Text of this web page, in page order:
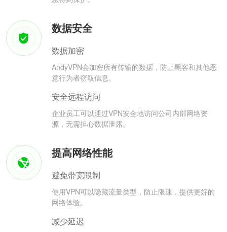
数据安全
数据加密
AndyVPN会加密所有传输的数据，防止黑客和其他恶
意行为者窃取信息。
安全远程访问
企业员工可以通过VPN安全地访问公司内部网络资
源，无需担心数据泄露。
提高网络性能
避免带宽限制
使用VPN可以隐藏流量类型，防止限速，提供更好的
网络体验。
减少延迟